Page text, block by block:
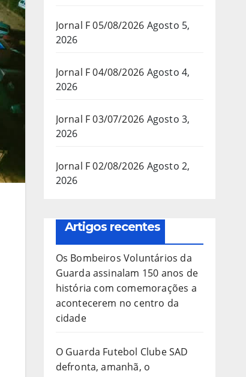
Jornal F 05/08/2026 Agosto 5,
2026
Jornal F 04/08/2026 Agosto 4,
2026
Jornal F 03/07/2026 Agosto 3,
2026
Jornal F 02/08/2026 Agosto 2,
2026
Artigos recentes
Os Bombeiros Voluntários da
Guarda assinalam 150 anos de
história com comemorações a
acontecerem no centro da
cidade
O Guarda Futebol Clube SAD
defronta, amanhã, o